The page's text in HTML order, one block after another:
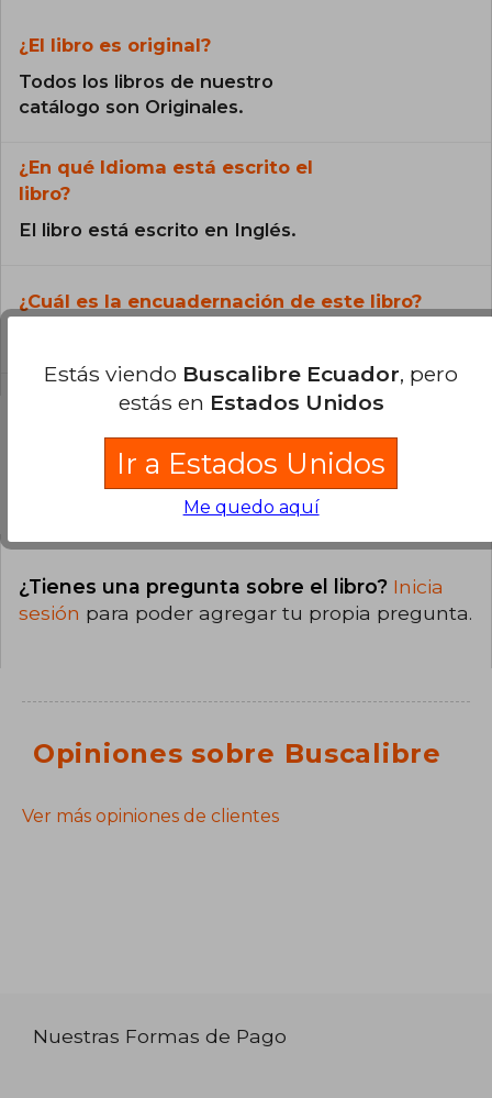
¿El libro es original?
Todos los libros de nuestro
catálogo son Originales.
¿En qué Idioma está escrito el
libro?
El libro está escrito en Inglés.
¿Cuál es la encuadernación de este libro?
Preguntas y respuestas sobre el libro
¿Tienes una pregunta sobre el libro? Inicia
sesión para poder agregar tu propia pregunta.
Opiniones sobre Buscalibre
Ver más opiniones de clientes
Nuestras Formas de Pago
Estás viendo Buscalibre Ecuador, pero
estás en Estados Unidos
Ir a Estados Unidos
Me quedo aquí